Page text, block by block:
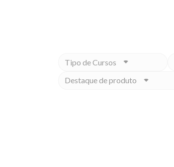
Tipo de Cursos
Destaque de produto